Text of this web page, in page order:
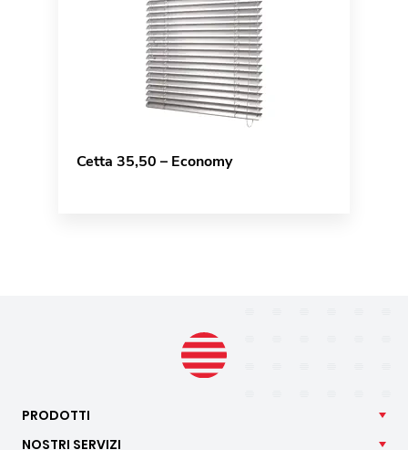
Cetta 35,50 – Economy
PRODOTTI
NOSTRI SERVIZI